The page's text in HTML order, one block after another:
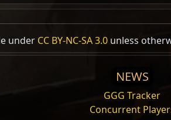
Умения-вестники
мощные эффекты при убийстве врагов.
Доспех героя
under CC BY-NC-SA 3.0 unless
NEWS
GGG Tracker
Concurrent